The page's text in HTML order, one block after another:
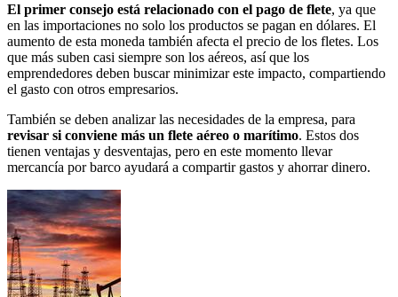
El primer consejo está relacionado con el pago de flete, ya que
en las importaciones no solo los productos se pagan en dólares. El
aumento de esta moneda también afecta el precio de los fletes. Los
que más suben casi siempre son los aéreos, así que los
emprendedores deben buscar minimizar este impacto, compartiendo
el gasto con otros empresarios.
También se deben analizar las necesidades de la empresa, para
revisar si conviene más un flete aéreo o marítimo. Estos dos
tienen ventajas y desventajas, pero en este momento llevar
mercancía por barco ayudará a compartir gastos y ahorrar dinero.